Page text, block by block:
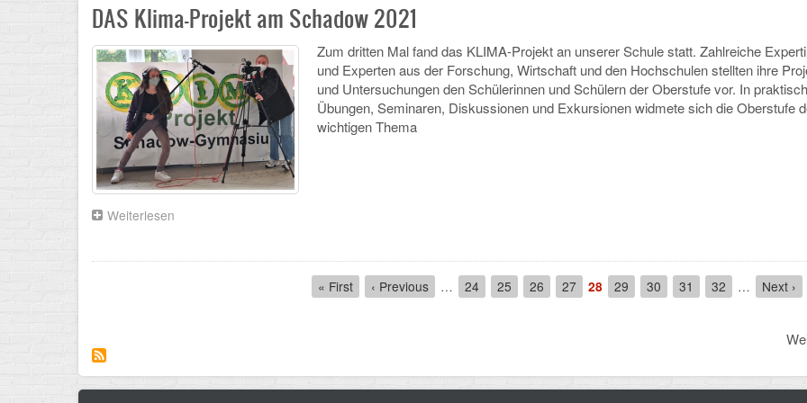
auch
2021
aufs
Treppchen
DAS Klima-Projekt am Schadow 2021
Zum dritten Mal fand das KLIMA-Projekt an unserer Schule statt. Zahlreiche
und Experten aus der Forschung, Wirtschaft und den Hochschulen stellten ihre
und Untersuchungen den Schülerinnen und Schülern der Oberstufe vor. In
Übungen, Seminaren, Diskussionen und Exkursionen widmete sich die Oberstufe
wichtigen Thema
Weiterlesen
Projekt
First
page
« First
Previous
page
‹ Previous … Seite
24 Seite
25 Seite
26 Seite
27
Aktuelle
Seite
28 Seite
29 Seite
30 Seite
31 Seite
32 …
Next
page
Next ›